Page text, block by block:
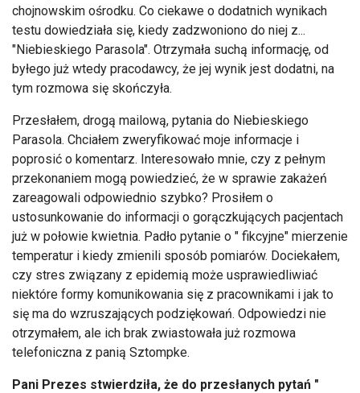
chojnowskim ośrodku. Co ciekawe o dodatnich wynikach
testu dowiedziała się, kiedy zadzwoniono do niej z...
"Niebieskiego Parasola". Otrzymała suchą informację, od
byłego już wtedy pracodawcy, że jej wynik jest dodatni, na
tym rozmowa się skończyła.
Przesłałem, drogą mailową, pytania do Niebieskiego
Parasola. Chciałem zweryfikować moje informacje i
poprosić o komentarz. Interesowało mnie, czy z pełnym
przekonaniem mogą powiedzieć, że w sprawie zakażeń
zareagowali odpowiednio szybko? Prosiłem o
ustosunkowanie do informacji o gorączkujących pacjentach
już w połowie kwietnia. Padło pytanie o " fikcyjne" mierzenie
temperatur i kiedy zmienili sposób pomiarów. Dociekałem,
czy stres związany z epidemią może usprawiedliwiać
niektóre formy komunikowania się z pracownikami i jak to
się ma do wzruszających podziękowań. Odpowiedzi nie
otrzymałem, ale ich brak zwiastowała już rozmowa
telefoniczna z panią Sztompke.
Pani Prezes stwierdziła, że do przesłanych pytań "